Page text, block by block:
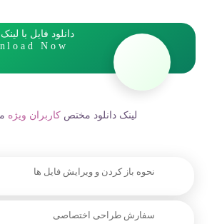
دانلود فایل با
Now
لینک دانلود مختص کاربران ویژه
نحوه باز کردن و ویرایش فایل ها
سفارش طراحی اختصاصی